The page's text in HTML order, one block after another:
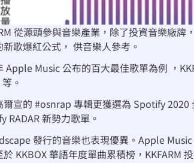
從源頭參與音樂產業，除了投資音樂廠
新歌爆紅公式， 供音樂人參考。
Apple Music 公布的百大最佳歌單為例 ，
。
爾宣的 #osnrap 專輯更獲選為 Spotify
RADAR 新勢力歌單。
發行的音樂也表現優異。Apple
於 KKBOX 華語年度單曲累積榜，KKFARM